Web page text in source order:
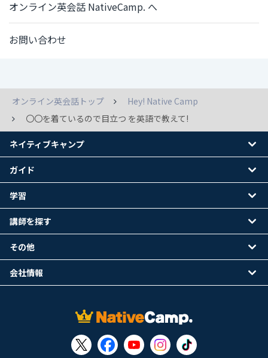
オンライン英会話 NativeCamp. へ
お問い合わせ
オンライン英会話トップ
Hey! Native Camp
〇〇を着ているので目立つ を英語で教えて!
ネイティブキャンプ
ガイド
学習
講師を探す
その他
会社情報